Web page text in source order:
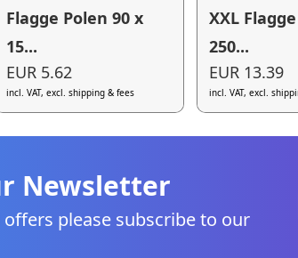
Flagge Polen 90 x
15...
EUR 5.62
incl. VAT, excl. shipping & fees
XXL
250...
EUR 13.39
incl. VAT, excl.
Newsletter
please subscribe to our